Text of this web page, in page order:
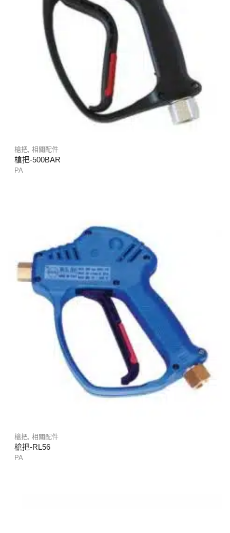
槍把 相關配件
槍把-500BAR
PA
槍把 相關配件
槍把-RL56
PA